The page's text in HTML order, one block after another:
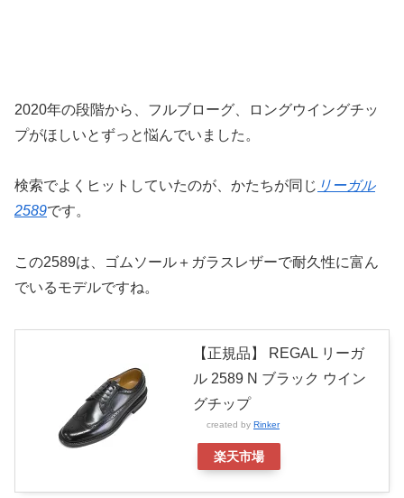
2020年の段階から、フルブローグ、ロングウイングチッ
プがほしいとずっと悩んでいました。
検索でよくヒットしていたのが、かたちが同じ リーガル
2589です。
この2589は、ゴムソール＋ガラスレザーで耐久性に富ん
でいるモデルですね。
【正規品】 REGAL リーガ
ル 2589 N ブラック ウイン
グチップ
created by Rinker
楽天市場